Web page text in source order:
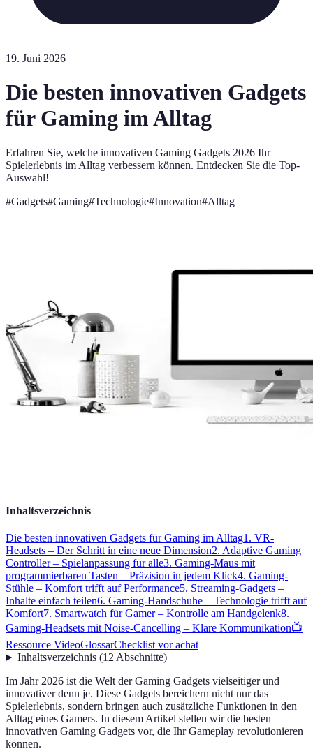
19. Juni 2026
Die besten innovativen Gadgets
für Gaming im Alltag
Erfahren Sie, welche innovativen Gaming Gadgets 2026 Ihr
Spielerlebnis im Alltag verbessern können. Entdecken Sie die Top-
Auswahl!
#Gadgets#Gaming#Technologie#Innovation#Alltag
Inhaltsverzeichnis
Die besten innovativen Gadgets für Gaming im Alltag1. VR-
Headsets – Der Schritt in eine neue Dimension2. Adaptive Gaming
Controller – Spielanpassung für alle3. Gaming-Maus mit
programmierbaren Tasten – Präzision in jedem Klick4. Gaming-
Stühle – Komfort trifft auf Performance5. Streaming-Gadgets –
Inhalte einfach teilen6. Gaming-Handschuhe – Technologie trifft auf
Komfort7. Smartwatch für Gamer – Kontrolle am Handgelenk8.
Gaming-Headsets mit Noise-Cancelling – Klare Kommunikation📺
Ressource VideoGlossarChecklist vor achat
Inhaltsverzeichnis(12Abschnitte)
Im Jahr 2026 ist die Welt der Gaming Gadgets vielseitiger und
innovativer denn je. Diese Gadgets bereichern nicht nur das
Spielerlebnis, sondern bringen auch zusätzliche Funktionen in den
Alltag eines Gamers. In diesem Artikel stellen wir die besten
innovativen Gaming Gadgets vor, die Ihr Gameplay revolutionieren
können.